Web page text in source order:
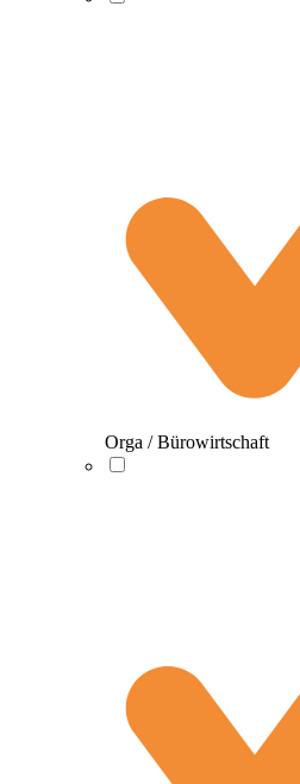
Orga / Bürowirtschaft